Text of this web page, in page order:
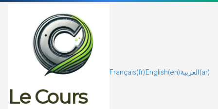
Le Cours
Français(fr) English(en)العربية(ar)